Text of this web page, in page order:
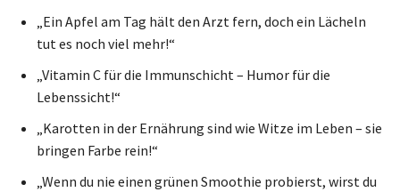
„Ein Apfel am Tag hält den Arzt fern, doch ein Lächeln
tut es noch viel mehr!“
„Vitamin C für die Immunschicht – Humor für die
Lebenssicht!“
„Karotten in der Ernährung sind wie Witze im Leben – sie
bringen Farbe rein!“
„Wenn du nie einen grünen Smoothie probierst, wirst du